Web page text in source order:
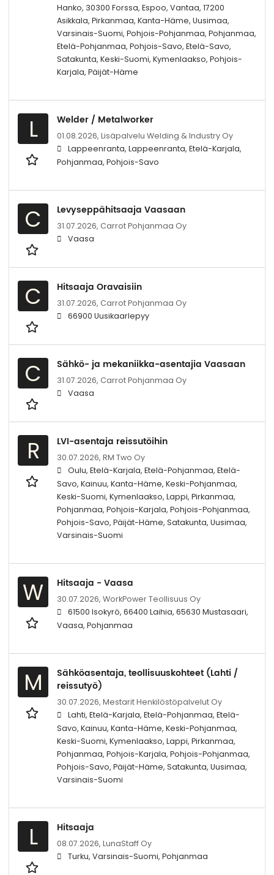
Hanko, 30300 Forssa, Espoo, Vantaa, 17200
Asikkala, Pirkanmaa, Kanta-Häme, Uusimaa,
Varsinais-Suomi, Pohjois-Pohjanmaa, Pohjanmaa,
Etelä-Pohjanmaa, Pohjois-Savo, Etelä-Savo,
Satakunta, Keski-Suomi, Kymenlaakso, Pohjois-
Karjala, Päijät-Häme
L Welder / Metalworker
01.08.2026, Lisäpalvelu Welding & Industry Oy
Lappeenranta, Lappeenranta, Etelä-Karjala,
Pohjanmaa, Pohjois-Savo
C Levyseppähitsaaja Vaasaan
31.07.2026, Carrot Pohjanmaa Oy
Vaasa
C Hitsaaja Oravaisiin
31.07.2026, Carrot Pohjanmaa Oy
66900 Uusikaarlepyy
C Sähkö- ja mekaniikka-asentajia Vaasaan
31.07.2026, Carrot Pohjanmaa Oy
Vaasa
R LVI-asentaja reissutöihin
30.07.2026, RM Two Oy
Oulu, Etelä-Karjala, Etelä-Pohjanmaa, Etelä-
Savo, Kainuu, Kanta-Häme, Keski-Pohjanmaa,
Keski-Suomi, Kymenlaakso, Lappi, Pirkanmaa,
Pohjanmaa, Pohjois-Karjala, Pohjois-Pohjanmaa,
Pohjois-Savo, Päijät-Häme, Satakunta, Uusimaa,
Varsinais-Suomi
W Hitsaaja - Vaasa
30.07.2026, WorkPower Teollisuus Oy
61500 Isokyrö, 66400 Laihia, 65630 Mustasaari,
Vaasa, Pohjanmaa
M
Sähköasentaja, teollisuuskohteet (Lahti /
reissutyö)
30.07.2026, Mestarit Henkilöstöpalvelut Oy
Lahti, Etelä-Karjala, Etelä-Pohjanmaa, Etelä-
Savo, Kainuu, Kanta-Häme, Keski-Pohjanmaa,
Keski-Suomi, Kymenlaakso, Lappi, Pirkanmaa,
Pohjanmaa, Pohjois-Karjala, Pohjois-Pohjanmaa,
Pohjois-Savo, Päijät-Häme, Satakunta, Uusimaa,
Varsinais-Suomi
L Hitsaaja
08.07.2026, LunaStaff Oy
Turku, Varsinais-Suomi, Pohjanmaa